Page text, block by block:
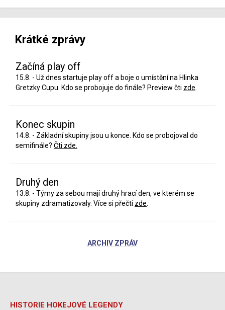
Krátké zprávy
Začíná play off
15.8. - Už dnes startuje play off a boje o umístění na Hlinka
Gretzky Cupu. Kdo se probojuje do finále? Preview čti zde
Konec skupin
14.8. - Základní skupiny jsou u konce. Kdo se probojoval do
semifinále? Čti zde.
Druhý den
13.8. - Týmy za sebou mají druhý hrací den, ve kterém se
skupiny zdramatizovaly. Více si přečti zde
ARCHIV ZPRÁV
HISTORIE HOKEJOVÉ LEGENDY